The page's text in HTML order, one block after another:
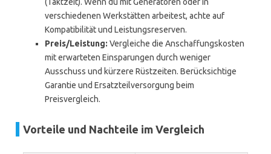
verschiedenen Werkstätten arbeitest, achte auf
Kompatibilität und Leistungsreserven.
Preis/Leistung: Vergleiche die Anschaffungskosten
mit erwarteten Einsparungen durch weniger
Ausschuss und kürzere Rüstzeiten. Berücksichtige
Garantie und Ersatzteilversorgung beim
Preisvergleich.
Vorteile und Nachteile im Vergleich